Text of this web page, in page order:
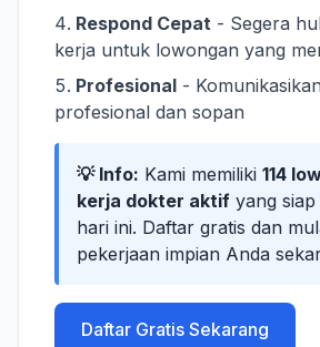
Respond Cepat - Segera
kerja untuk lowongan yang
Profesional -
profesional dan sopan
💡 Info: Kami memiliki 114
kerja dokter aktif yang
hari ini. Daftar gratis dan
pekerjaan impian Anda
Daftar Gratis Sekarang